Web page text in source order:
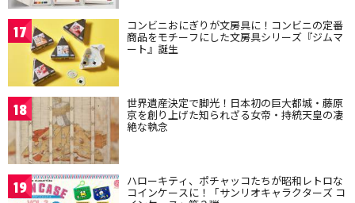
17 コンビニおにぎりが文房具に！コンビニの定番
商品をモチーフにした文房具シリーズ『ジムマ
ート』誕生
18 世界遺産決定で脚光！日本初の巨大都城・藤原
京を創り上げた知られざる女帝・持統天皇の凄
絶な執念
19 ハローキティ、ポチャッコたちが昭和レトロな
コインケースに！「サンリオキャラクターズ コ